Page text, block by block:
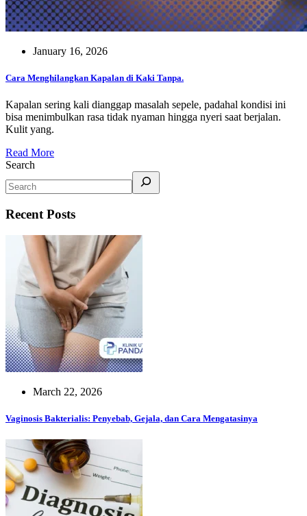
January 16, 2026
Cara Menghilangkan Kapalan di Kaki Tanpa.
Kapalan sering kali dianggap masalah sepele, padahal kondisi ini
bisa menimbulkan rasa tidak nyaman hingga nyeri saat berjalan.
Kulit yang.
Read More
Search
Recent Posts
March 22, 2026
Vaginosis Bakterialis: Penyebab, Gejala, dan Cara Mengatasinya